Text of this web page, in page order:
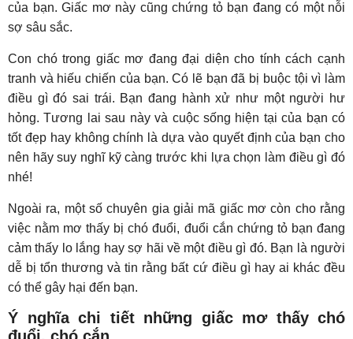
của bạn. Giấc mơ này cũng chứng tỏ bạn đang có một nỗi
sợ sâu sắc.
Con chó trong giấc mơ đang đại diện cho tính cách cạnh
tranh và hiếu chiến của bạn. Có lẽ bạn đã bị buộc tội vì làm
điều gì đó sai trái. Bạn đang hành xử như một người hư
hỏng. Tương lai sau này và cuộc sống hiện tại của bạn có
tốt đẹp hay không chính là dựa vào quyết định của bạn cho
nên hãy suy nghĩ kỹ càng trước khi lựa chọn làm điều gì đó
nhé!
Ngoài ra, một số chuyên gia giải mã giấc mơ còn cho rằng
việc nằm mơ thấy bị chó đuổi, đuổi cắn chứng tỏ bạn đang
cảm thấy lo lắng hay sợ hãi về một điều gì đó. Bạn là người
dễ bị tổn thương và tin rằng bất cứ điều gì hay ai khác đều
có thể gây hại đến bạn.
Ý nghĩa chi tiết những giấc mơ thấy chó